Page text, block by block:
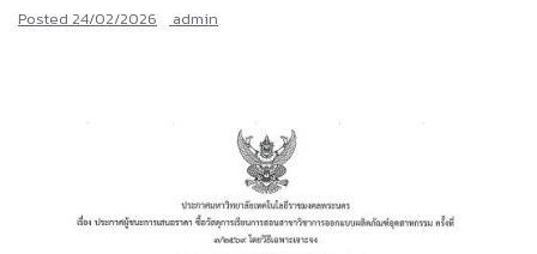
Posted 24/02/2026 admin